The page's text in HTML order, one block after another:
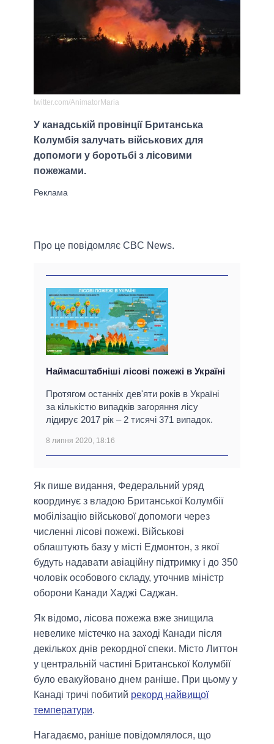
twitter.com/AnimatorMaria
У канадській провінції Британська
Колумбія залучать військових для
допомоги у боротьбі з лісовими
пожежами.
Про це повідомляє CBC News.
Наймасштабніші лісові пожежі в Україні
Протягом останніх дев'яти років в Україні
за кількістю випадків загоряння лісу
лідирує 2017 рік – 2 тисячі 371 випадок.
8 липня 2020, 18:16
Як пише видання, Федеральний уряд
координує з владою Британської Колумбії
мобілізацію військової допомоги через
численні лісові пожежі. Військові
облаштують базу у місті Едмонтон, з якої
будуть надавати авіаційну підтримку і до 350
чоловік особового складу, уточнив міністр
оборони Канади Хаджі Саджан.
Як відомо, лісова пожежа вже знищила
невелике містечко на заході Канади після
декількох днів рекордної спеки. Місто Литтон
у центральній частині Британської Колумбії
було евакуйовано днем ​​раніше. При цьому у
Канаді тричі побитий рекорд найвищої
температури.
Нагадаємо, раніше повідомлялося, що